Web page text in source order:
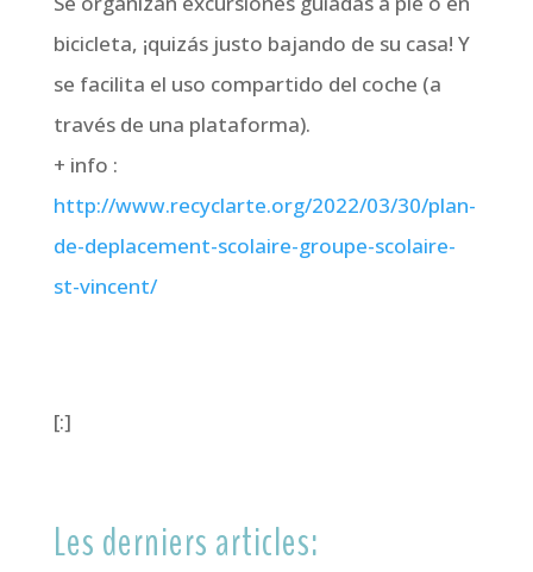
bicicleta, ¡quizás justo bajando de su casa! Y
se facilita el uso compartido del coche (a
través de una plataforma).
+ info :
http://www.recyclarte.org/2022/03/30/plan-
de-deplacement-scolaire-groupe-scolaire-
st-vincent/
[:]
Les derniers articles: